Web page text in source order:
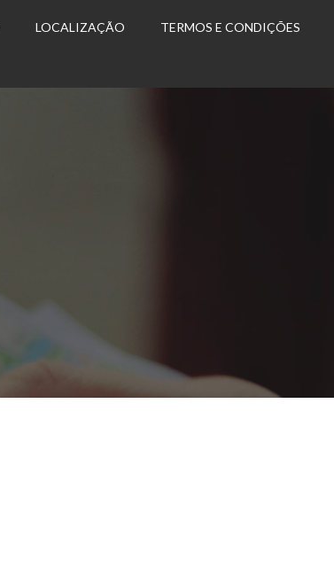
LOCALIZAÇÃO TERMOS E CONDIÇÕES